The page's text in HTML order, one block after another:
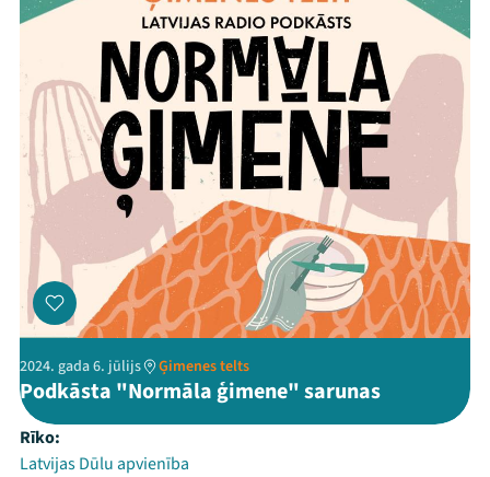
2024. gada 6. jūlijs Ģimenes telts
Podkāsta "Normāla ģimene" sarunas
Rīko:
Latvijas Dūlu apvienība